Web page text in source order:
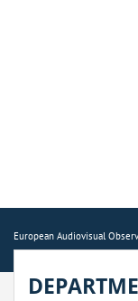
European Audiovisual